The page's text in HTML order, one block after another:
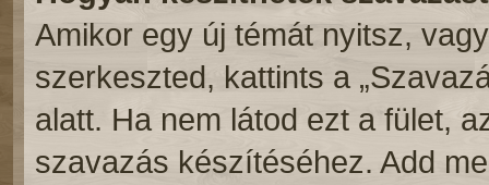
Amikor egy új témát nyitsz,
szerkeszted, kattints a
alatt. Ha nem látod ezt a fület,
szavazás készítéséhez. Add